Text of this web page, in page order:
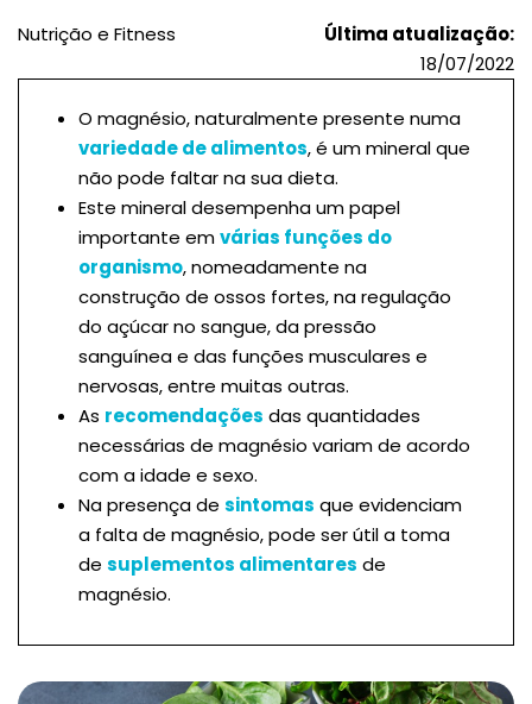
Nutrição e Fitness
Última atualização:
18/07/2022
O magnésio, naturalmente presente numa
variedade de alimentos, é um mineral que
não pode faltar na sua dieta.
Este mineral desempenha um papel
importante emvárias funções do
organismo, nomeadamente na
construção de ossos fortes, na regulação
do açúcar no sangue, da pressão
sanguínea e das funções musculares e
nervosas, entre muitas outras.
As recomendações das quantidades
necessárias de magnésio variam de acordo
com a idade e sexo.
Na presença de sintomas que evidenciam
a falta de magnésio, pode ser útil a toma
de suplementos alimentares de
magnésio.